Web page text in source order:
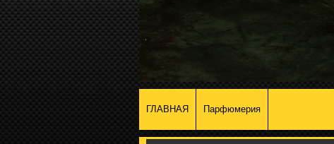
ГЛАВНАЯ Парфюмерия